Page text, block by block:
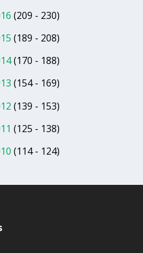
(209 - 230)
(189 - 208)
(170 - 188)
(154 - 169)
(139 - 153)
(125 - 138)
(114 - 124)